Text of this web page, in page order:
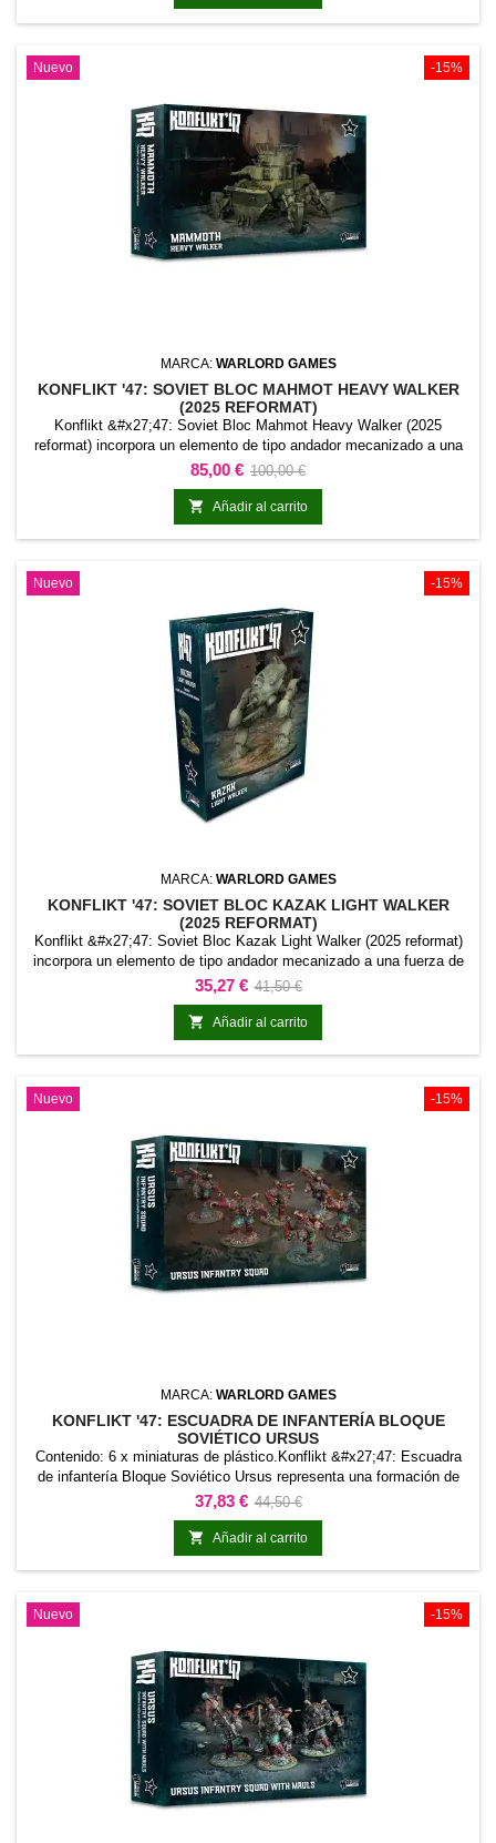
una fuerza existente y...
-15%
Nuevo
MARCA: WARLORD GAMES
KONFLIKT '47: SOVIET BLOC MAHMOT HEAVY WALKER
(2025 REFORMAT)
Konflikt &#x27;47: Soviet Bloc Mahmot Heavy Walker (2025
reformat) incorpora un elemento de tipo andador mecanizado a una
fuerza de Konflikt &#x27;47. Su función y denominación permiten
identificar el modelo con claridad dentro de las unidades
tecnológicas o mecanizadas de la gama.Puede utilizarse para
ampliar formaciones especializadas, crear fuerzas...
Precio
85,00 € Precio
base
100,00 €
 Añadir al carrito
-15%
Nuevo
MARCA: WARLORD GAMES
KONFLIKT '47: SOVIET BLOC KAZAK LIGHT WALKER
(2025 REFORMAT)
Konflikt &#x27;47: Soviet Bloc Kazak Light Walker (2025 reformat)
incorpora un elemento de tipo andador mecanizado a una fuerza de
Konflikt &#x27;47. Su función y denominación permiten identificar el
modelo con claridad dentro de las unidades tecnológicas o
mecanizadas de la gama.Puede utilizarse para ampliar formaciones
especializadas, crear fuerzas...
Precio
35,27 € Precio
base
41,50 €
 Añadir al carrito
-15%
Nuevo
MARCA: WARLORD GAMES
KONFLIKT '47: ESCUADRA DE INFANTERÍA BLOQUE
SOVIÉTICO URSUS
Contenido: 6 x miniaturas de plástico.Konflikt &#x27;47: Escuadra
de infantería Bloque Soviético Ursus representa una formación de
tipo escuadra de infantería para Konflikt &#x27;47. La referencia
permite incorporar esta formación concreta al ejército y distinguirla
claramente dentro de la colección.Es adecuada para completar
unidades de línea, reforzar...
Precio
37,83 € Precio
base
44,50 €
 Añadir al carrito
-15%
Nuevo